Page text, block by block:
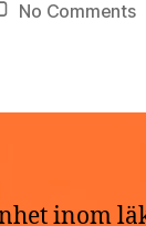
t
e
,
6
No Commentson
inom